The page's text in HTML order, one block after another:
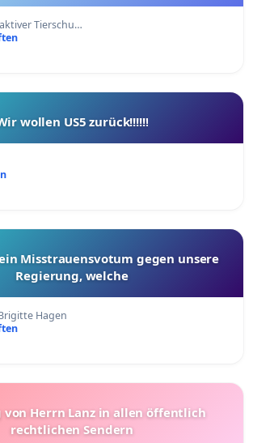
Tierschu…
wollen US5 zurück!!!!!!
Misstrauensvotum gegen unsere
Regierung, welche
Hagen
von Herrn Lanz in allen öffentlich
rechtlichen Sendern